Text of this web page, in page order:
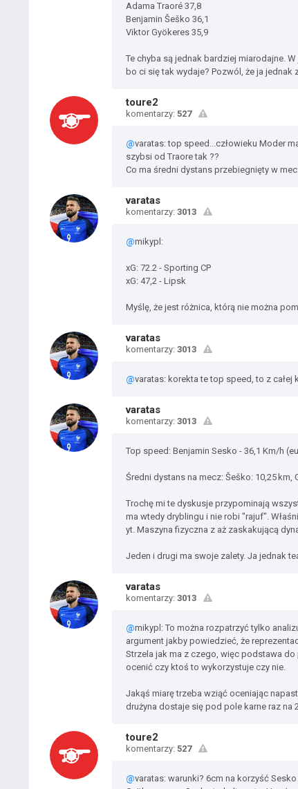
Adama Traoré 37,8
Benjamin Šeško 36,1
Viktor Gyökeres 35,9
Te chyba są jednak bardziej miarodajne.
bo ci się tak wydaje? Pozwól, że ja
toure2
komentarzy: 527
@varatas: top speed...człowieku Moder
szybsi od Traore tak ??
Co ma średni dystans przebiegnięty w
varatas
komentarzy: 3013
@mikypl:
xG: 72.2 - Sporting CP
xG: 47,2 - Lipsk
Myślę, że jest różnica, którą nie można
varatas
komentarzy: 3013
@varatas: korekta te top speed, to z całej
varatas
komentarzy: 3013
Top speed: Benjamin Sesko - 36,1 Km/h
Średni dystans na mecz: Šeško: 10,25 km,
Trochę mi te dyskusje przypominają
ma wtedy dryblingu i nie robi "rajuf".
yt. Maszyna fizyczna z aż zaskakującą
Jeden i drugi ma swoje zalety. Ja jednak
varatas
komentarzy: 3013
@mikypl: To można rozpatrzyć tylko
argument jakby powiedzieć, że
Strzela jak ma z czego, więc podstawa
ocenić czy ktoś to wykorzystuje czy nie.
Jakąś miarę trzeba wziąć oceniając
drużyna dostaje się pod pole karne raz na
toure2
komentarzy: 527
@varatas: warunki? 6cm na korzyść